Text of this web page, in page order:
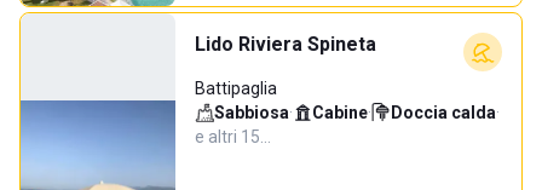
Lido Riviera Spineta
Battipaglia
Sabbiosa· Cabine· Doccia calda·
e altri 15…